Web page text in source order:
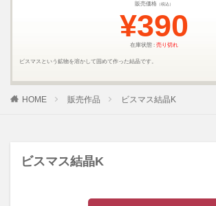
販売価格 （税込）
¥390
在庫状態 : 売り切れ
ビスマスという鉱物を溶かして固めて作った結晶です。
HOME 販売作品 ビスマス結晶K
ビスマス結晶K